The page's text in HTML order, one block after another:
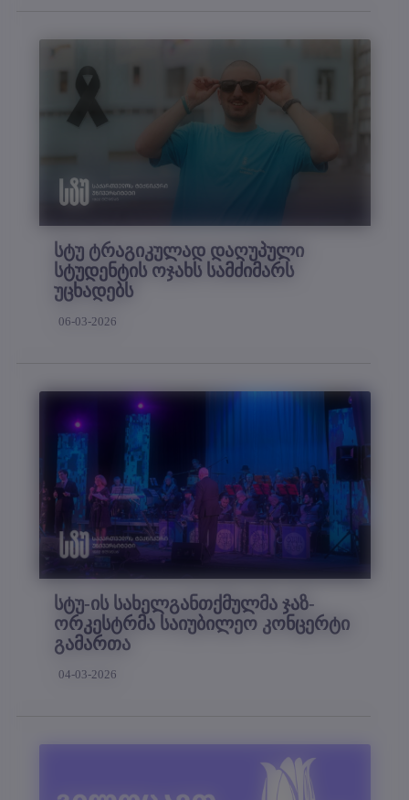
სტუ ტრაგიკულად დაღუპული
სტუდენტის ოჯახს სამძიმარს
უცხადებს
06-03-2026
სტუ-ის სახელგანთქმულმა ჯაზ-
ორკესტრმა საიუბილეო კონცერტი
გამართა
04-03-2026